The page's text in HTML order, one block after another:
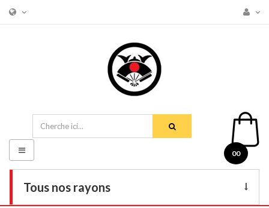
00
Tous nos rayons
Basculer
la
navigation